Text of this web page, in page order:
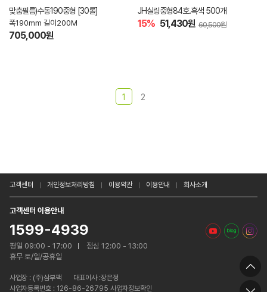
맞춤필름)수동190중형 [30롤]
폭190mm 길이200M
705,000원
JH실링중형84호.흑색 500개
15% 51,430원 60,500원
1 2
고객센터 개인정보처리방침 이용약관 이용안내 회사소개
고객센터 이용안내
1599-4939
평일 09:00 - 17:00
점심 12:00 - 13:00
휴무 토/일/공휴일
사업장 : (주)삼부팩
대표이사 :장은정
사업자등록번호 : 126-86-26795 사업자정보확인